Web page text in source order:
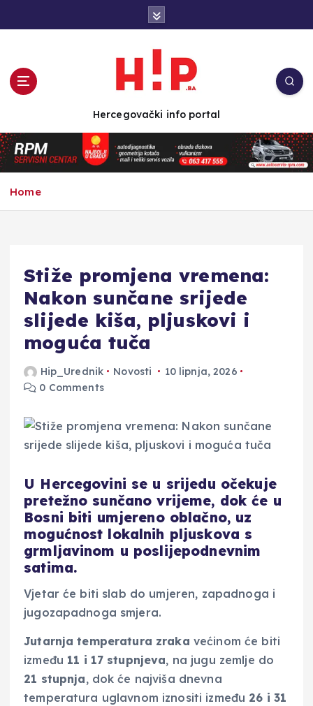
n
t
e
Hercegovački info portal
Home
Stiže promjena vremena:
Nakon sunčane srijede
slijede kiša, pljuskovi i
moguća tuča
Hip_Urednik Novosti
10 lipnja, 2026
0 Comments
U Hercegovini se u srijedu očekuje
pretežno sunčano vrijeme, dok će u
Bosni biti umjereno oblačno, uz
mogućnost lokalnih pljuskova s
grmljavinom u poslijepodnevnim
satima.
Vjetar će biti slab do umjeren, zapadnoga i
jugozapadnoga smjera.
Jutarnja temperatura zraka većinom će biti
između 11 i 17 stupnjeva, na jugu zemlje do
21 stupnja, dok će najviša dnevna
temperatura uglavnom iznositi između 26 i 31